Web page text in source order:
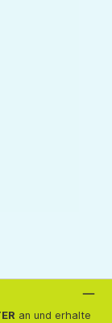
an und erhalte